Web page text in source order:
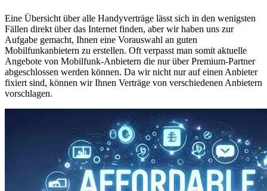
Eine Übersicht über alle Handyverträge lässt sich in den wenigsten
Fällen direkt über das Internet finden, aber wir haben uns zur
Aufgabe gemacht, Ihnen eine Vorauswahl an guten
Mobilfunkanbietern zu erstellen. Oft verpasst man somit aktuelle
Angebote von Mobilfunk-Anbietern die nur über Premium-Partner
abgeschlossen werden können. Da wir nicht nur auf einen Anbieter
fixiert sind, können wir Ihnen Verträge von verschiedenen Anbietern
vorschlagen.